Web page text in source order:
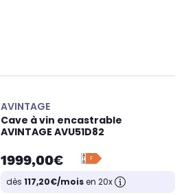
AVINTAGE
Cave à vin encastrable
AVINTAGE AVU51D82
1999,00€
dès 117,20€/moisen 20x